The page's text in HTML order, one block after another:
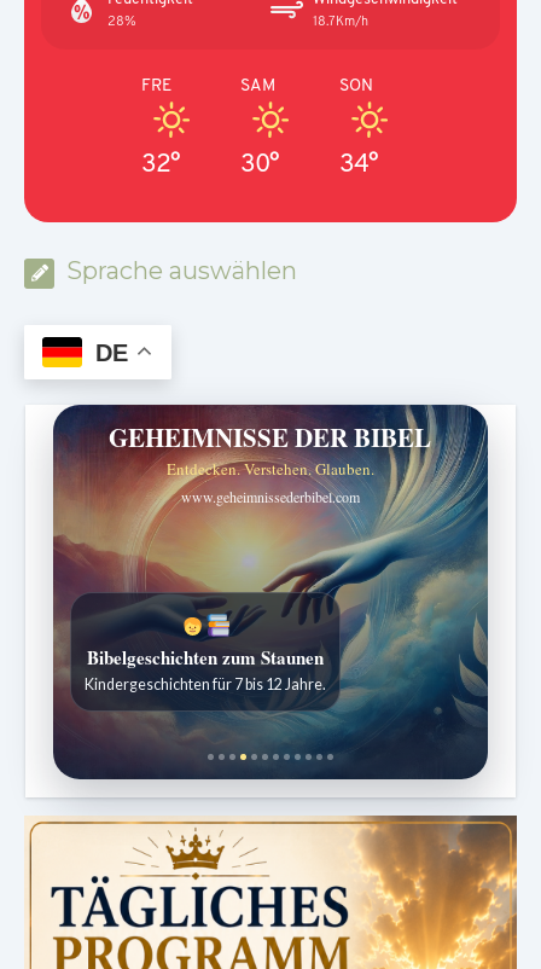
28% 18.7Km/h
FRE
32°
SAM
30°
SON
34°
Sprache auswählen
DE
GEHEIMNISSE DER BIBEL
Entdecken. Verstehen. Glauben.
www.geheimnissederbibel.com
Bibelgeschichten zum Staunen
Kindergeschichten für 7 bis 12 Jahre.